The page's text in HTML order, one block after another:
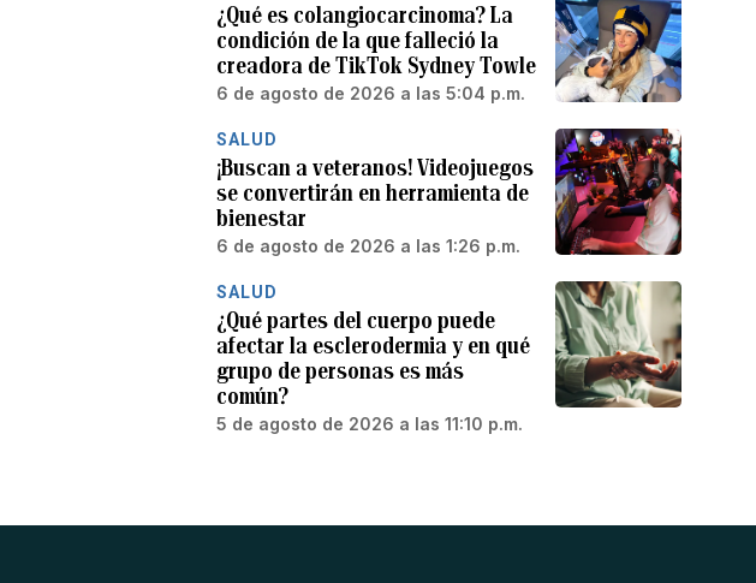
¿Qué es colangiocarcinoma? La
condición de la que falleció la
creadora de TikTok Sydney Towle
6 de agosto de 2026 a las 5:04 p.m.
SALUD
¡Buscan a veteranos! Videojuegos
se convertirán en herramienta de
bienestar
6 de agosto de 2026 a las 1:26 p.m.
SALUD
¿Qué partes del cuerpo puede
afectar la esclerodermia y en qué
grupo de personas es más
común?
5 de agosto de 2026 a las 11:10 p.m.